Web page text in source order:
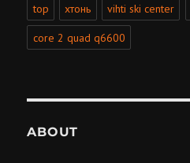
top хтонь vihti ski center
core 2 quad q6600
ABOUT